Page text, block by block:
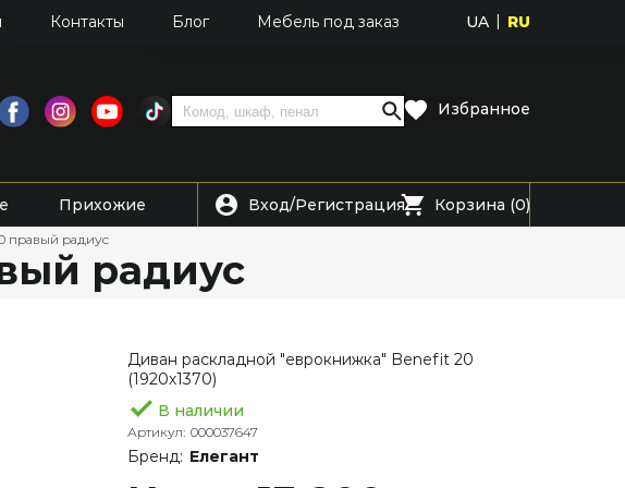
Контакты Блог Мебель под заказ UA RU
Избранное
Прихожие Вход/Регистрация Корзина (0)
правый радиус
радиус
Диван раскладной "еврокнижка" Benefit 20
(1920х1370)
В наличии
Артикул: 000037647
Бренд: Елегант